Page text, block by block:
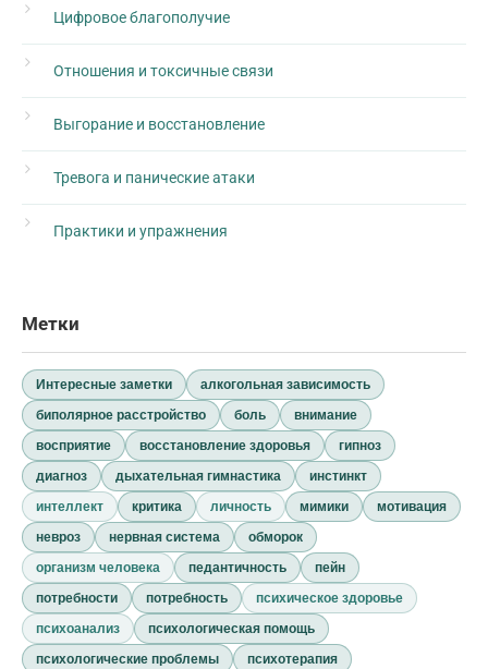
Цифровое благополучие
Отношения и токсичные связи
Выгорание и восстановление
Тревога и панические атаки
Практики и упражнения
Метки
Интересные заметки
алкогольная зависимость
биполярное расстройство
боль
внимание
восприятие
восстановление здоровья
гипноз
диагноз
дыхательная гимнастика
инстинкт
интеллект
критика личность мимики
мотивация
невроз
нервная система
обморок
организм человека
педантичность
пейн
потребности
потребность
психическое здоровье
психоанализ
психологическая помощь
психологические проблемы
психотерапия